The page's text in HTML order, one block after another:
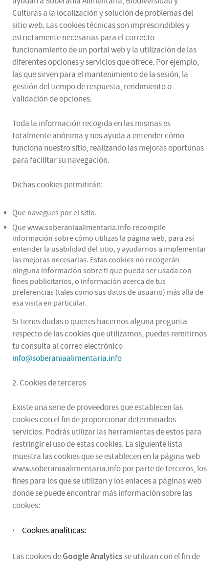
Culturas a la localización y solución de problemas del
sitio web. Las cookies técnicas son imprescindibles y
estrictamente necesarias para el correcto
funcionamiento de un portal web y la utilización de las
diferentes opciones y servicios que ofrece. Por ejemplo,
las que sirven para el mantenimiento de la sesión, la
gestión del tiempo de respuesta, rendimiento o
validación de opciones.
Toda la información recogida en las mismas es
totalmente anónima y nos ayuda a entender cómo
funciona nuestro sitio, realizando las mejoras oportunas
para facilitar su navegación.
Dichas cookies permitirán:
Que navegues por el sitio.
Que www.soberaniaalimentaria.info recompile
información sobre cómo utilizas la página web, para así
entender la usabilidad del sitio, y ayudarnos a implementar
las mejoras necesarias. Estas cookies no recogerán
ninguna información sobre ti que pueda ser usada con
fines publicitarios, o información acerca de tus
preferencias (tales como sus datos de usuario) más allá de
esa visita en particular.
Si tienes dudas o quieres hacernos alguna pregunta
respecto de las cookies que utilizamos, puedes remitirnos
tu consulta al correo electrónico
info@soberaniaalimentaria.info
2. Cookies de terceros
Existe una serie de proveedores que establecen las
cookies con el fin de proporcionar determinados
servicios. Podrás utilizar las herramientas de estos para
restringir el uso de estas cookies. La siguiente lista
muestra las cookies que se establecen en la página web
www.soberaniaalimentaria.info por parte de terceros, los
fines para los que se utilizan y los enlaces a páginas web
donde se puede encontrar más información sobre las
cookies:
· Cookies analíticas:
Las cookies deGoogle Analyticsse utilizan con el fin de